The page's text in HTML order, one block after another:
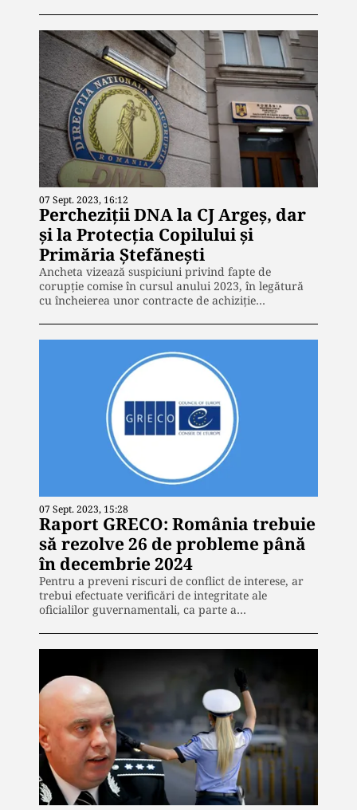
07 Sept. 2023, 16:12
Percheziții DNA la CJ Argeș, dar
și la Protecția Copilului și
Primăria Ștefănești
Ancheta vizează suspiciuni privind fapte de
corupție comise în cursul anului 2023, în legătură
cu încheierea unor contracte de achiziție…
07 Sept. 2023, 15:28
Raport GRECO: România trebuie
să rezolve 26 de probleme până
în decembrie 2024
Pentru a preveni riscuri de conflict de interese, ar
trebui efectuate verificări de integritate ale
oficialilor guvernamentali, ca parte a…